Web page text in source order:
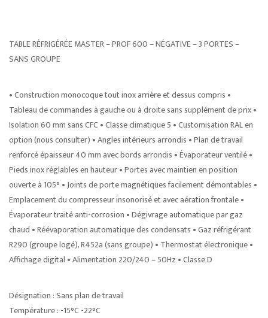
TABLE RÉFRIGÉRÉE MASTER – PROF 600 – NÉGATIVE – 3 PORTES –
SANS GROUPE
• Construction monocoque tout inox arrière et dessus compris •
Tableau de commandes à gauche ou à droite sans supplément de prix •
Isolation 60 mm sans CFC • Classe climatique 5 • Customisation RAL en
option (nous consulter) • Angles intérieurs arrondis • Plan de travail
renforcé épaisseur 40 mm avec bords arrondis • Évaporateur ventilé •
Pieds inox réglables en hauteur • Portes avec maintien en position
ouverte à 105° • Joints de porte magnétiques facilement démontables •
Emplacement du compresseur insonorisé et avec aération frontale •
Évaporateur traité anti-corrosion • Dégivrage automatique par gaz
chaud • Réévaporation automatique des condensats • Gaz réfrigérant
R290 (groupe logé), R452a (sans groupe) • Thermostat électronique •
Affichage digital • Alimentation 220/240 – 50Hz • Classe D
Désignation : Sans plan de travail
Température : -15°C -22°C